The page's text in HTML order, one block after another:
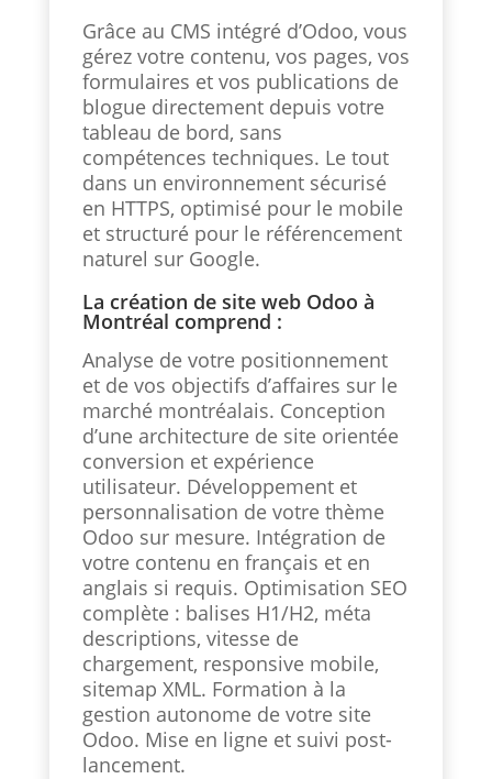
Grâce au CMS intégré d’Odoo, vous
gérez votre contenu, vos pages, vos
formulaires et vos publications de
blogue directement depuis votre
tableau de bord, sans
compétences techniques. Le tout
dans un environnement sécurisé
en HTTPS, optimisé pour le mobile
et structuré pour le référencement
naturel sur Google.
La création de site web Odoo à
Montréal comprend :
Analyse de votre positionnement
et de vos objectifs d’affaires sur le
marché montréalais. Conception
d’une architecture de site orientée
conversion et expérience
utilisateur. Développement et
personnalisation de votre thème
Odoo sur mesure. Intégration de
votre contenu en français et en
anglais si requis. Optimisation SEO
complète : balises H1/H2, méta
descriptions, vitesse de
chargement, responsive mobile,
sitemap XML. Formation à la
gestion autonome de votre site
Odoo. Mise en ligne et suivi post-
lancement.